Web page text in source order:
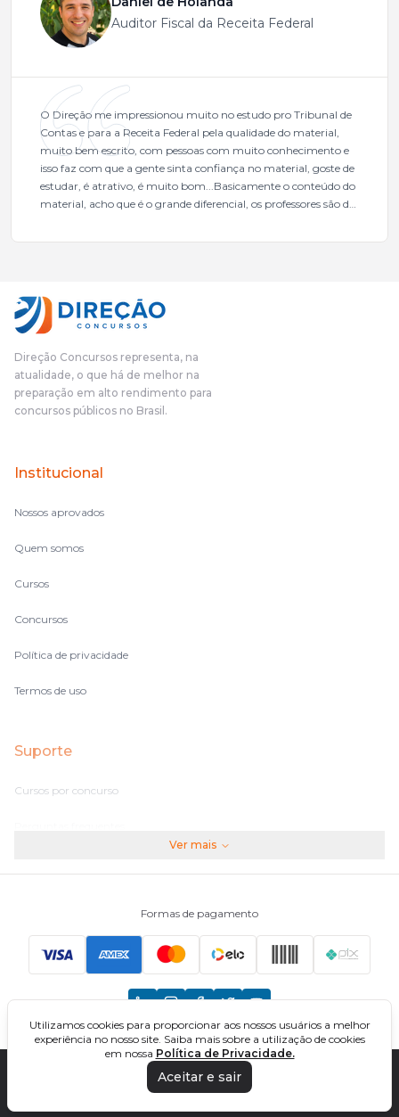
Auditor Fiscal da Receita Federal
O Direção me impressionou muito no estudo pro Tribunal de
Contas e para a Receita Federal pela qualidade do material,
muito bem escrito, com pessoas com muito conhecimento e
isso faz com que a gente sinta confiança no material, goste de
estudar, é atrativo, é muito bom...Basicamente o conteúdo do
material, acho que é o grande diferencial, os professores são de
mais excelentes cargos da administração pública.Eu sempre
fundamental na minha derrota no ano passado para que eu
pudesse enxergar o que eu errei e corrigir minha rota.E além
das aulas vocês(Direção Concursos), que fizeram um
o aluno, além de ter que estudar, ele tem que perder tempo
fazendo um cronograma, num pós- edital é muito
complicado, é uma avalanche de informação, então vocês
terem feito isso é muito bacana, porque quando eu me sentia
no volume de matérias.
Direção Concursos representa, na
atualidade, o que há de melhor na
preparação em alto rendimento para
concursos públicos no Brasil.
Institucional
Nossos aprovados
Quem somos
Cursos
Concursos
Política de privacidade
Termos de uso
Suporte
Cursos por concurso
Principais Concursos
CNU
TCU
Ver mais
Formas de pagamento
DIREÇÃO CONCURSOS - CURSOS ONLINE PARA CONCURSOS. TODOS OS
DIREITOS RESERVADOS. CNPJ: 32.161.525/0001-03
Utilizamos cookies para proporcionar aos nossos usuários a melhor
experiência no nosso site. Saiba mais sobre a utilização de cookies
em nossa Política de Privacidade.
Aceitar e sair